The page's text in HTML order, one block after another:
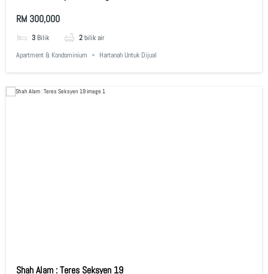
RM 300,000
3 Bilik 2bilik air
Apartment & Kondominium
Hartanah Untuk Dijual
Shah Alam : Teres Seksyen 19